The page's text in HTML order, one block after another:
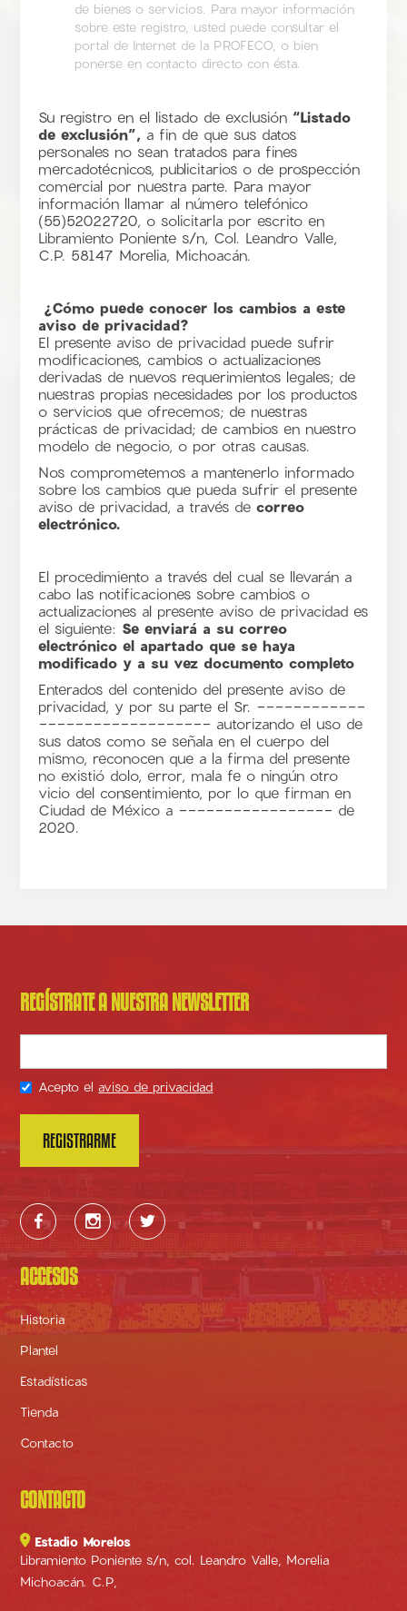
de bienes o servicios. Para mayor información
sobre este registro, usted puede consultar el
portal de Internet de la PROFECO, o bien
ponerse en contacto directo con ésta.
Su registro en el listado de exclusión “Listado
de exclusión”, a fin de que sus datos
personales no sean tratados para fines
mercadotécnicos, publicitarios o de prospección
comercial por nuestra parte. Para mayor
información llamar al número telefónico
(55)52022720, o solicitarla por escrito en
Libramiento Poniente s/n, Col. Leandro Valle,
C.P. 58147 Morelia, Michoacán.
¿Cómo puede conocer los cambios a este
aviso de privacidad?
El presente aviso de privacidad puede sufrir
modificaciones, cambios o actualizaciones
derivadas de nuevos requerimientos legales; de
nuestras propias necesidades por los productos
o servicios que ofrecemos; de nuestras
prácticas de privacidad; de cambios en nuestro
modelo de negocio, o por otras causas.
Nos comprometemos a mantenerlo informado
sobre los cambios que pueda sufrir el presente
aviso de privacidad, a través de correo
electrónico.
El procedimiento a través del cual se llevarán a
cabo las notificaciones sobre cambios o
actualizaciones al presente aviso de privacidad es
el siguiente: Se enviará a su correo
electrónico el apartado que se haya
modificado y a su vez documento completo
Enterados del contenido del presente aviso de
privacidad, y por su parte el Sr. ------------
------------------- autorizando el uso de
sus datos como se señala en el cuerpo del
mismo, reconocen que a la firma del presente
no existió dolo, error, mala fe o ningún otro
vicio del consentimiento, por lo que firman en
Ciudad de México a ----------------- de
2020.
REGÍSTRATE A NUESTRA NEWSLETTER
Acepto el aviso de privacidad
  
ACCESOS
Historia
Plantel
Estadísticas
Tienda
Contacto
CONTACTO
 Estadio Morelos
Libramiento Poniente s/n, col. Leandro Valle, Morelia
Michoacán. C.P,